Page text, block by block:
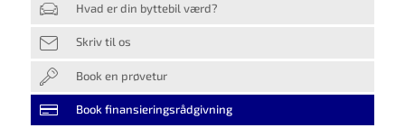
Hvad er din byttebil værd?
Skriv til os
Book en prøvetur
Book finansieringsrådgivning